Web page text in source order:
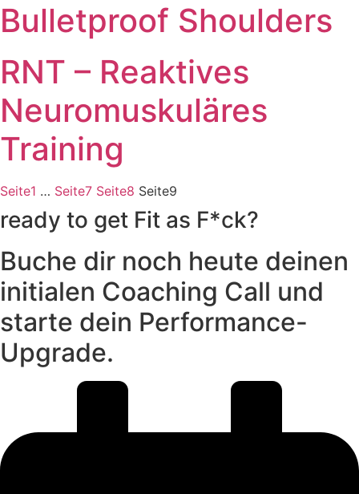
Bulletproof Shoulders
RNT – Reaktives
Neuromuskuläres
Training
Seite1 … Seite7 Seite8 Seite9
ready to get Fit as F*ck?
Buche dir noch heute deinen
initialen Coaching Call und
starte dein Performance-
Upgrade.